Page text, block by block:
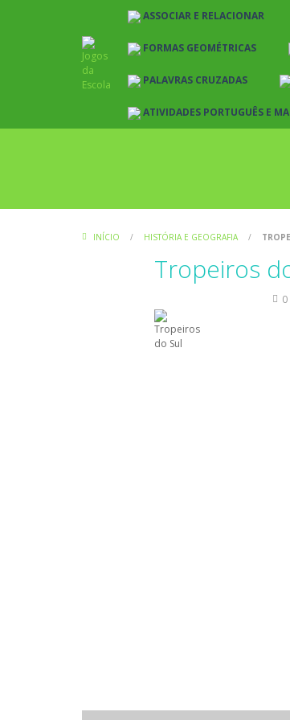
ASSOCIAR E RELACIONAR
FORMAS GEOMÉTRICAS
PALAVRAS CRUZADAS
ATIVIDADES PORTUGUÊS E
INÍCIO / HISTÓRIA E GEOGRAFIA /
Tropeiros
0